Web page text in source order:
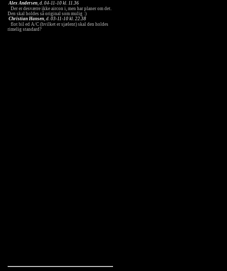
Alex Andersen, d. 04-11-10 kl. 11.36
Der er desværre ikke aircon i, men har planer om det.
Den skal holdes så original som mulig :)
Christian Hansen, d. 03-11-10 kl. 22.38
flot bil ed A/C (hvilket er sjælent) skal den holdes
rimelig standard?